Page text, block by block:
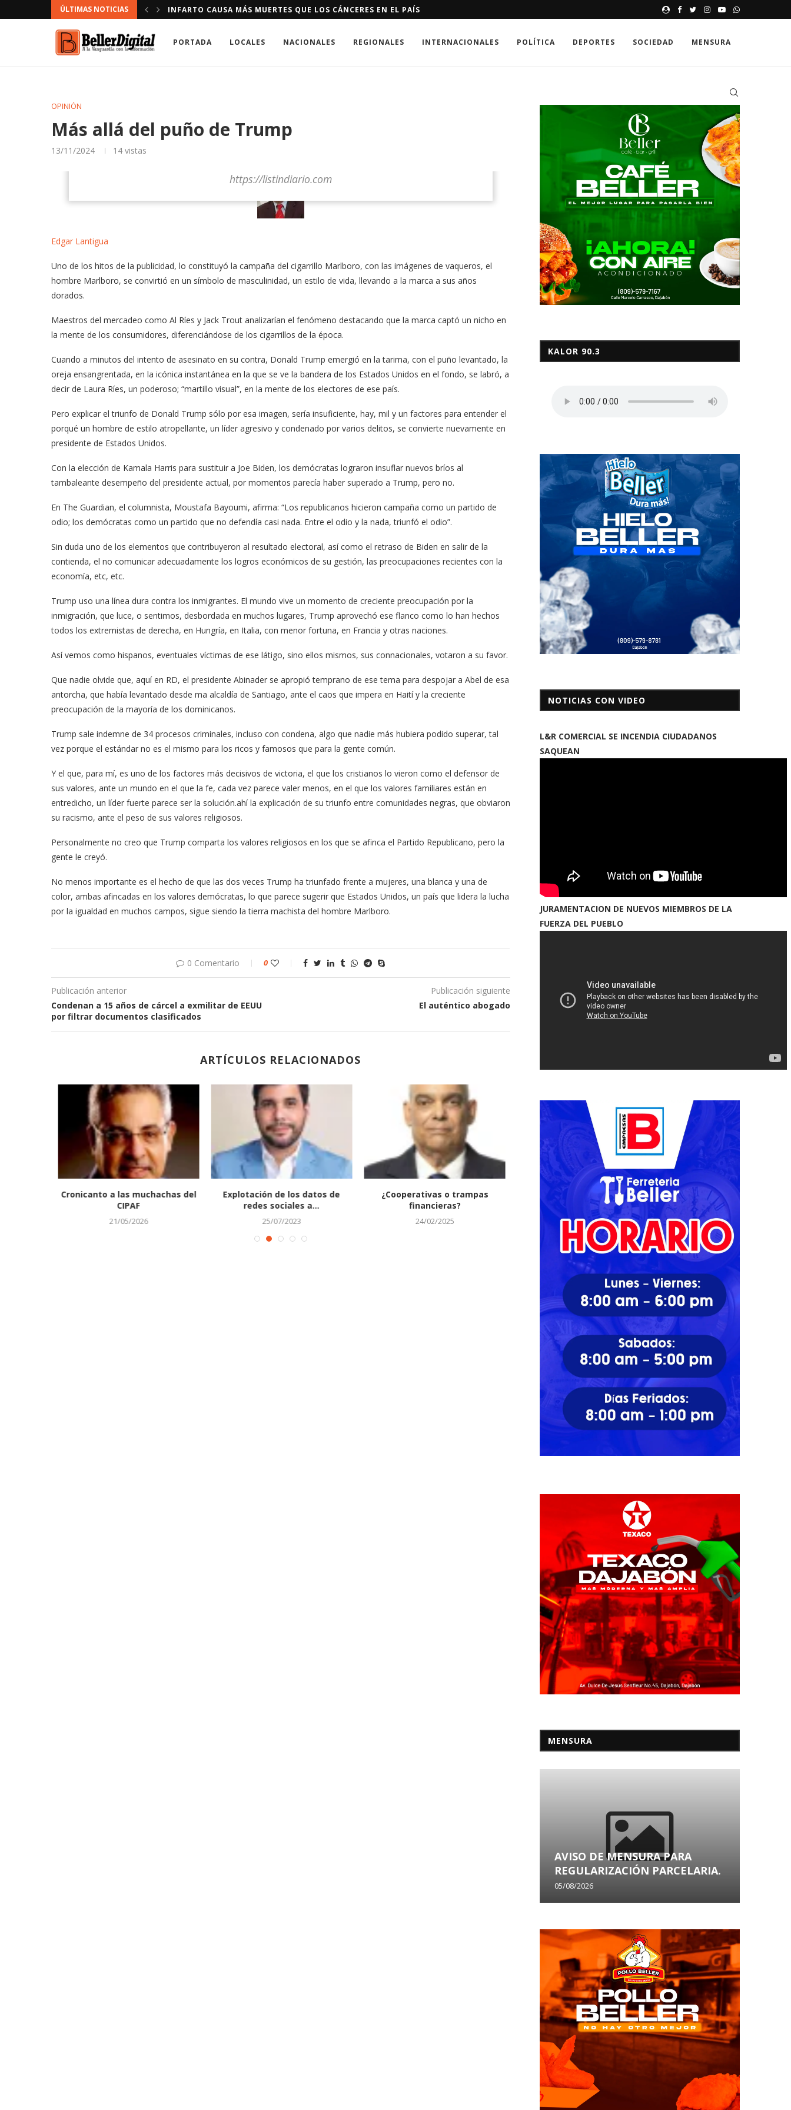
ÚLTIMAS NOTICIAS ORGANIZACIONES DE BANÍ PIDEN CONTROLES EN ÁREAS DEL RÍO NIZAO CUANDO LA VANIDAD
PORTADA LOCALES NACIONALES REGIONALES INTERNACIONALES POLÍTICA DEPORTES SOCIEDAD MENSURA
OPINIÓN
Más allá del puño de Trump
13/11/2024 14 vistas
https://listindiario.com
Edgar Lantigua
Uno de los hitos de la publicidad, lo constituyó la campaña del cigarrillo Marlboro, con las imágenes de vaqueros, el
hombre Marlboro, se convirtió en un símbolo de masculinidad, un estilo de vida, llevando a la marca a sus años
dorados.
Maestros del mercadeo como Al Ríes y Jack Trout analizarían el fenómeno destacando que la marca captó un nicho en
la mente de los consumidores, diferenciándose de los cigarrillos de la época.
Cuando a minutos del intento de asesinato en su contra, Donald Trump emergió en la tarima, con el puño levantado, la
oreja ensangrentada, en la icónica instantánea en la que se ve la bandera de los Estados Unidos en el fondo, se labró, a
decir de Laura Ríes, un poderoso; “martillo visual”, en la mente de los electores de ese país.
Pero explicar el triunfo de Donald Trump sólo por esa imagen, sería insuficiente, hay, mil y un factores para entender el
porqué un hombre de estilo atropellante, un líder agresivo y condenado por varios delitos, se convierte nuevamente en
presidente de Estados Unidos.
Con la elección de Kamala Harris para sustituir a Joe Biden, los demócratas lograron insuflar nuevos bríos al
tambaleante desempeño del presidente actual, por momentos parecía haber superado a Trump, pero no.
En The Guardian, el columnista, Moustafa Bayoumi, afirma: “Los republicanos hicieron campaña como un partido de
odio; los demócratas como un partido que no defendía casi nada. Entre el odio y la nada, triunfó el odio”.
Sin duda uno de los elementos que contribuyeron al resultado electoral, así como el retraso de Biden en salir de la
contienda, el no comunicar adecuadamente los logros económicos de su gestión, las preocupaciones recientes con la
economía, etc, etc.
Trump uso una línea dura contra los inmigrantes. El mundo vive un momento de creciente preocupación por la
inmigración, que luce, o sentimos, desbordada en muchos lugares, Trump aprovechó ese flanco como lo han hechos
todos los extremistas de derecha, en Hungría, en Italia, con menor fortuna, en Francia y otras naciones.
Así vemos como hispanos, eventuales víctimas de ese látigo, sino ellos mismos, sus connacionales, votaron a su favor.
Que nadie olvide que, aquí en RD, el presidente Abinader se apropió temprano de ese tema para despojar a Abel de esa
antorcha, que había levantado desde ma alcaldía de Santiago, ante el caos que impera en Haití y la creciente
preocupación de la mayoría de los dominicanos.
Trump sale indemne de 34 procesos criminales, incluso con condena, algo que nadie más hubiera podido superar, tal
vez porque el estándar no es el mismo para los ricos y famosos que para la gente común.
Y el que, para mí, es uno de los factores más decisivos de victoria, el que los cristianos lo vieron como el defensor de
sus valores, ante un mundo en el que la fe, cada vez parece valer menos, en el que los valores familiares están en
entredicho, un líder fuerte parece ser la solución.ahí la explicación de su triunfo entre comunidades negras, que obviaron
su racismo, ante el peso de sus valores religiosos.
Personalmente no creo que Trump comparta los valores religiosos en los que se afinca el Partido Republicano, pero la
gente le creyó.
No menos importante es el hecho de que las dos veces Trump ha triunfado frente a mujeres, una blanca y una de
color, ambas afincadas en los valores demócratas, lo que parece sugerir que Estados Unidos, un país que lidera la lucha
por la igualdad en muchos campos, sigue siendo la tierra machista del hombre Marlboro.
0 Comentario 0
Publicación anterior
Condenan a 15 años de cárcel a exmilitar de EEUU
por filtrar documentos clasificados
Publicación siguiente
El auténtico abogado
ARTÍCULOS RELACIONADOS
Cronicanto a las muchachas del
CIPAF
21/05/2026
Explotación de los datos de
redes sociales a...
25/07/2023
¿Cooperativas o trampas
financieras?
24/02/2025
El Pacto
31/10/2023
Para que la IA nos ayude,
debe...
15/04/2026
KALOR 90.3
NOTICIAS CON VIDEO
L&R COMERCIAL SE INCENDIA CIUDADANOS
SAQUEAN
JURAMENTACION DE NUEVOS MIEMBROS DE LA
FUERZA DEL PUEBLO
MENSURA
AVISO DE MENSURA PARA
REGULARIZACIÓN PARCELARIA.
05/08/2026